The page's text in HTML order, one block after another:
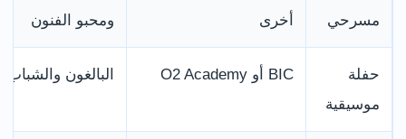
مسرحي
أخرى
ومحبو الفنون
حفلة
موسيقية
BIC أو O2 Academy البالغون والشباب